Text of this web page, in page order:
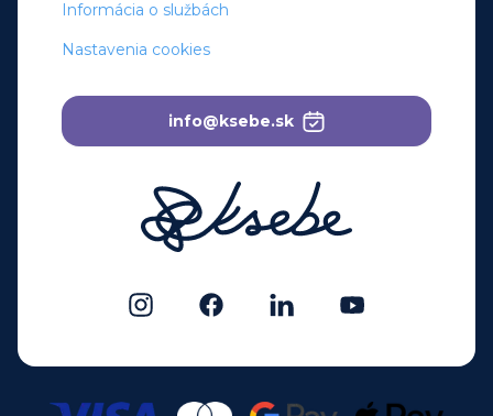
Informácia o službách
Nastavenia cookies
info@ksebe.sk